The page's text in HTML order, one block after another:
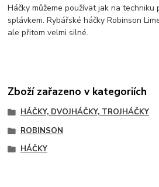
Háčky můžeme používat jak na
splávkem. Rybářské háčky Robinson
ale přitom velmi silné.
Zboží zařazeno v kategoriích
HÁČKY, DVOJHÁČKY, TROJHÁČKY
ROBINSON
HÁČKY